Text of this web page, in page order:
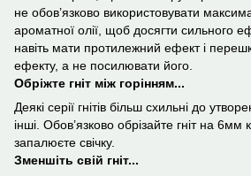
не обов’язково використовувати
ароматної олії, щоб досягти сильного
навіть мати протилежний ефект і
ефекту, а не посилювати його.
Обріжте гніт між горінням...
Деякі серії гнітів більш схильні до
інші. Обов’язково обрізайте гніт на 6мм
запалюєте свічку.
Зменшіть свій гніт...